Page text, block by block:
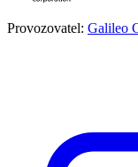
Provozovatel: Galileo